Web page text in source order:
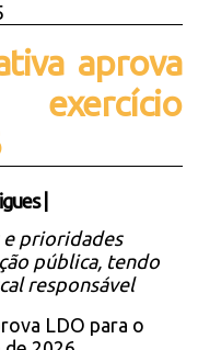
aprova
e prioridades
pública, tendo
responsável